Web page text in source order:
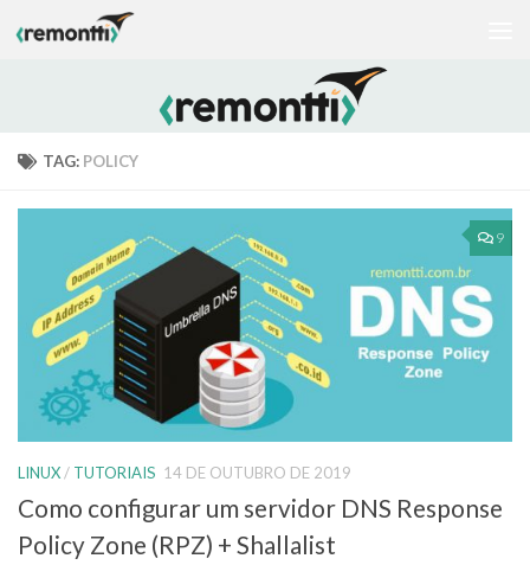
Skip to content
TAG: POLICY
9
LINUX / TUTORIAIS 14 DE OUTUBRO DE 2019
Como configurar um servidor DNS Response
Policy Zone (RPZ) + Shallalist